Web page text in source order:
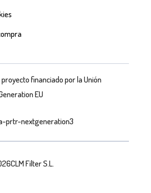
financiado por la Unión
EU
Filter S.L.